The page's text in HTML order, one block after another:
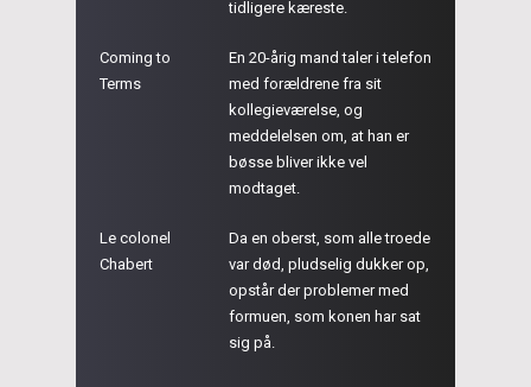
tidligere kæreste.
Coming to
Terms
En 20-årig mand taler i telefon
med forældrene fra sit
kollegieværelse, og
meddelelsen om, at han er
bøsse bliver ikke vel
modtaget.
Le colonel
Chabert
Da en oberst, som alle troede
var død, pludselig dukker op,
opstår der problemer med
formuen, som konen har sat
sig på.